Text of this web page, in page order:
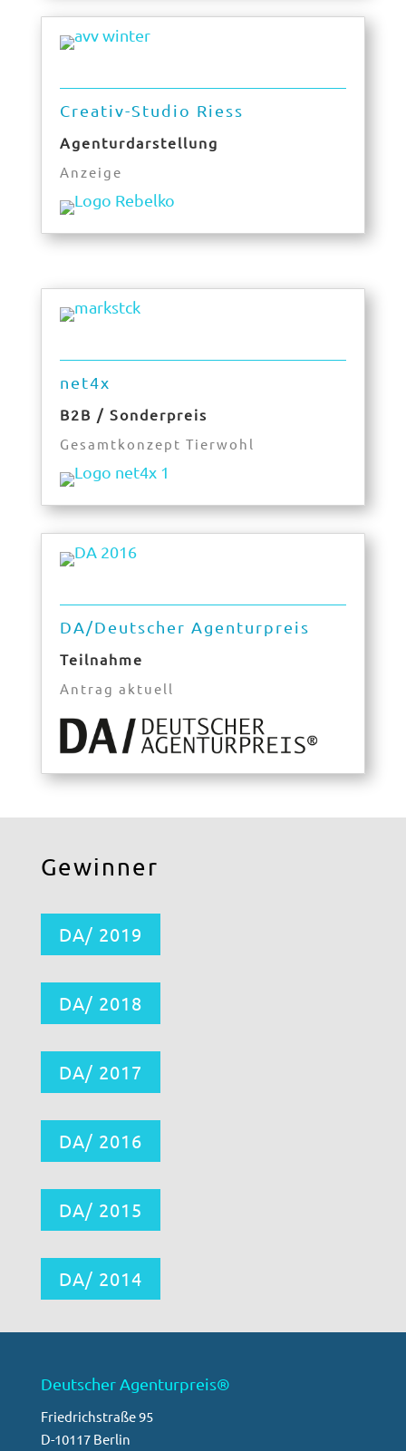
Creativ-Studio Riess
Agenturdarstellung
Anzeige
net4x
B2B / Sonderpreis
Gesamtkonzept Tierwohl
DA/Deutscher Agenturpreis
Teilnahme
Antrag aktuell
Gewinner
DA/ 2019
DA/ 2018
DA/ 2017
DA/ 2016
DA/ 2015
DA/ 2014
Deutscher Agenturpreis®
Friedrichstraße 95
D-10117 Berlin